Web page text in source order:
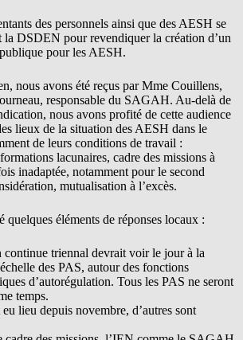
des personnels ainsi que des AESH se
la DSDEN pour revendiquer la création d’un
pour les AESH.
nous avons été reçus par Mme Couillens,
responsable du SAGAH. Au-delà de
nous avons profité de cette audience
lieux de la situation des AESH dans le
de leurs conditions de travail :
lacunaires, cadre des missions à
inadaptée, notamment pour le second
mutualisation à l’excès.
éléments de réponses locaux :
triennal devrait voir le jour à la
des PAS, autour des fonctions
d’autorégulation. Tous les PAS ne seront
temps.
lieu depuis novembre, d’autres sont